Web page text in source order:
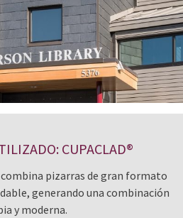
CUPACLAD®
pizarras de gran formato
generando una combinación
y moderna.